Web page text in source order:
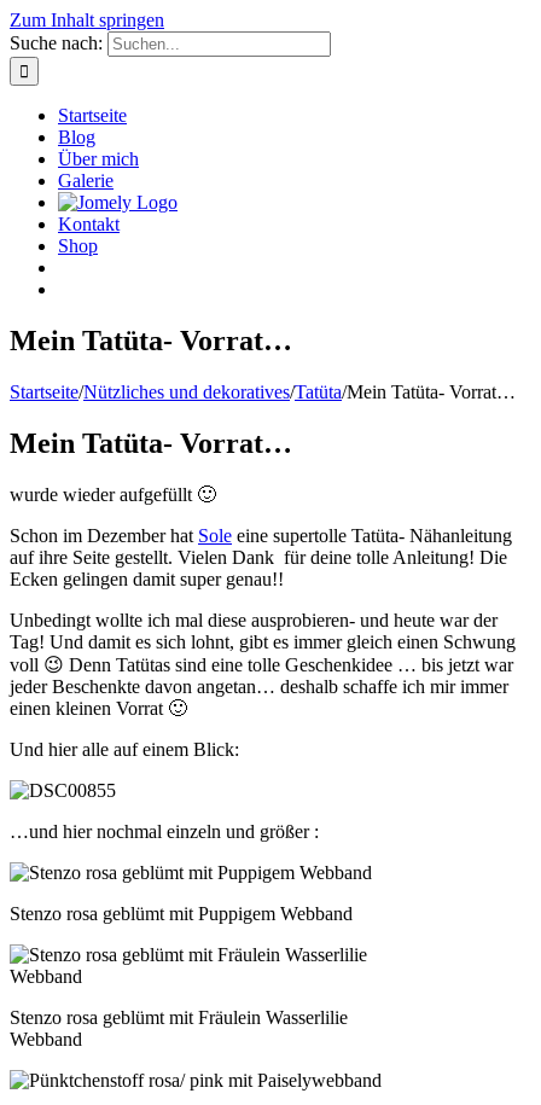
Zum Inhalt springen
Suche nach:
Startseite
Blog
Über mich
Galerie
Kontakt
Shop
Mein Tatüta- Vorrat…
Startseite/Nützliches und dekoratives/Tatüta/Mein Tatüta- Vorrat…
Mein Tatüta- Vorrat…
wurde wieder aufgefüllt 🙂
Schon im Dezember hat Sole eine supertolle Tatüta- Nähanleitung
auf ihre Seite gestellt. Vielen Dank für deine tolle Anleitung! Die
Ecken gelingen damit super genau!!
Unbedingt wollte ich mal diese ausprobieren- und heute war der
Tag! Und damit es sich lohnt, gibt es immer gleich einen Schwung
voll 😉 Denn Tatütas sind eine tolle Geschenkidee … bis jetzt war
jeder Beschenkte davon angetan… deshalb schaffe ich mir immer
einen kleinen Vorrat 🙂
Und hier alle auf einem Blick:
…und hier nochmal einzeln und größer :
Stenzo rosa geblümt mit Puppigem Webband
Stenzo rosa geblümt mit Fräulein Wasserlilie
Webband